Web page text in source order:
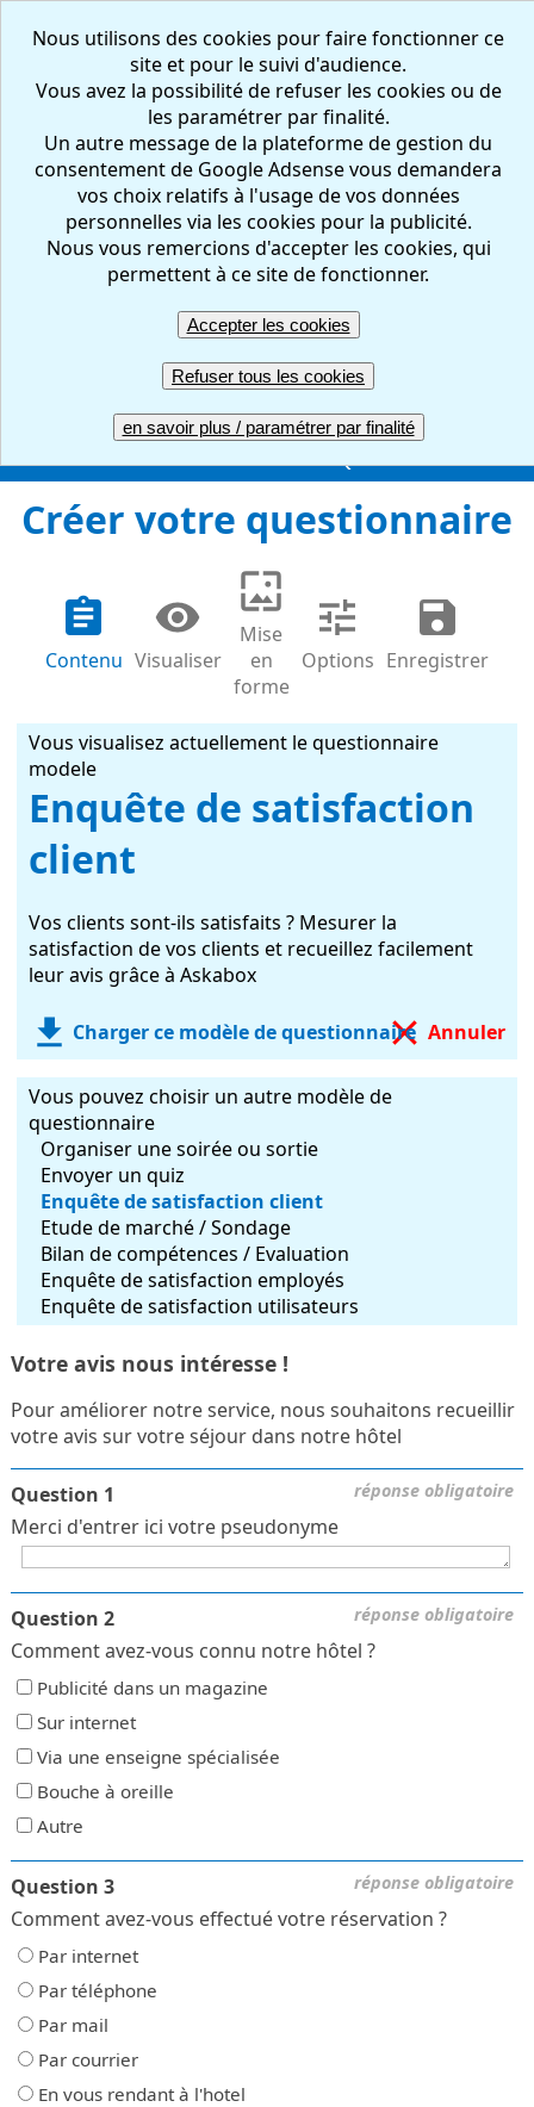
Nous utilisons des cookies pour faire fonctionner ce
site et pour le suivi d'audience.
Vous avez la possibilité de refuser les cookies ou de
les paramétrer par finalité.
Un autre message de la plateforme de gestion du
consentement de Google Adsense vous demandera
vos choix relatifs à l'usage de vos données
personnelles via les cookies pour la publicité.
Nous vous remercions d'accepter les cookies, qui
permettent à ce site de fonctionner.
Accepter les cookies
Refuser tous les cookies
en savoir plus / paramétrer par finalité
CREER REPONDRE
RESULTATS
GERER
COMPTE PRO UNE QUESTION ?
Créer votre questionnaire
Contenu Visualiser
Mise
en
forme
Options Enregistrer
Vous visualisez actuellement le questionnaire
modele
Enquête de satisfaction
client
Vos clients sont-ils satisfaits ? Mesurer la
satisfaction de vos clients et recueillez facilement
leur avis grâce à Askabox
Charger ce modèle de questionnaire Annuler
Vous pouvez choisir un autre modèle de
questionnaire
Organiser une soirée ou sortie
Envoyer un quiz
Enquête de satisfaction client
Etude de marché / Sondage
Bilan de compétences / Evaluation
Enquête de satisfaction employés
Enquête de satisfaction utilisateurs
Votre avis nous intéresse !
Pour améliorer notre service, nous souhaitons recueillir
votre avis sur votre séjour dans notre hôtel
réponse obligatoire
Question 1
Merci d'entrer ici votre pseudonyme
réponse obligatoire
Question 2
Comment avez-vous connu notre hôtel ?
Publicité dans un magazine
Sur internet
Via une enseigne spécialisée
Bouche à oreille
Autre
réponse obligatoire
Question 3
Comment avez-vous effectué votre réservation ?
Par internet
Par téléphone
Par mail
Par courrier
En vous rendant à l'hotel